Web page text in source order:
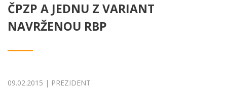
ČPZP A JEDNU Z VARIANT
NAVRŽENOU RBP
09.02.2015 | PREZIDENT